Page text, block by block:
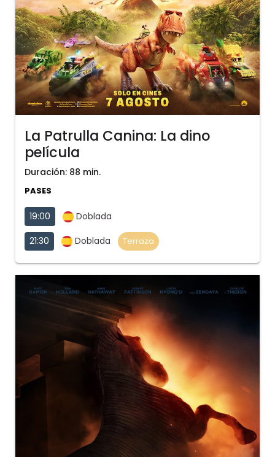
La Patrulla Canina: La dino
película
Duración: 88 min.
PASES
19:00 Doblada
21:30 Doblada Terraza